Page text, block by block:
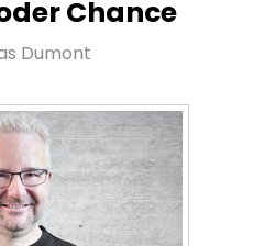
Chance
Dumont